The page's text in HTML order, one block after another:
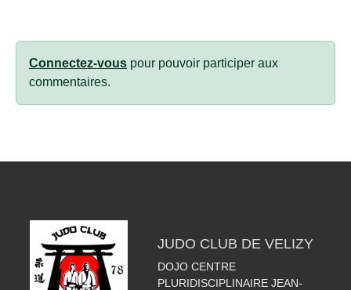
Connectez-vous pour pouvoir participer aux
commentaires.
JUDO CLUB DE VELIZY
DOJO CENTRE
PLURIDISCIPLINAIRE JEAN-